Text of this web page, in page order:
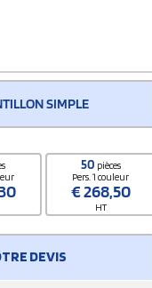
SIMPLE
50 pièces
Pers. 1 couleur
€268,50
HT
DEVIS